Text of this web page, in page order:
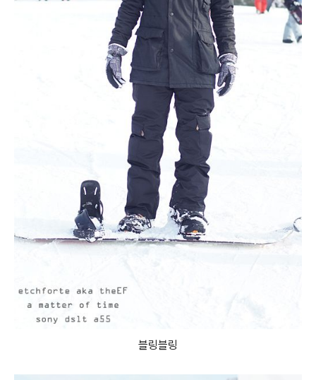
블링블링